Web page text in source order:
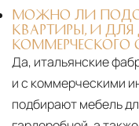
МОЖНО ЛИ
КВАРТИРЫ, И
КОММЕРЧЕСКОГО
Да, итальянские
и с коммерческими
подбирают мебель